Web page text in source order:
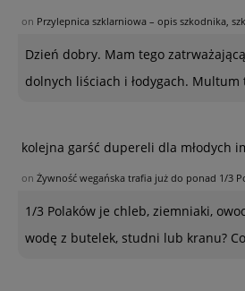
on Przylepnica szklarniowa – opis szkodnika,
Dzień dobry. Mam tego
dolnych liściach i łodygach. Multum
kolejna garść dupereli dla młodych
on Żywność wegańska trafia już do ponad 1/3
1/3 Polaków je chleb, ziemniaki,
wodę z butelek, studni lub kranu? Co